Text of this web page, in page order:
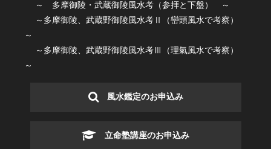
～ 多摩御陵・武蔵御陵風水考（参拝と下盤） ～
～多摩御陵、武蔵野御陵風水考Ⅱ（巒頭風水で考察）
～
～多摩御陵、武蔵野御陵風水考Ⅲ（理氣風水で考察）
～
風水鑑定のお申込み
立命塾講座のお申込み